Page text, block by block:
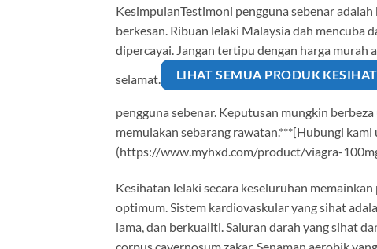
KesimpulanTestimoni pengguna sebenar
berkesan. Ribuan lelaki Malaysia dah mencuba
dipercayai. Jangan tertipu dengan harga
selamat.
LIHAT SEMUA PRODUK
pengguna sebenar. Keputusan mungkin
memulakan sebarang rawatan.***[Hubungi
(https://www.myhxd.com/product/viagra-
Kesihatan lelaki secara keseluruhan
optimum. Sistem kardiovaskular yang sihat
lama, dan berkualiti. Saluran darah yang sihat